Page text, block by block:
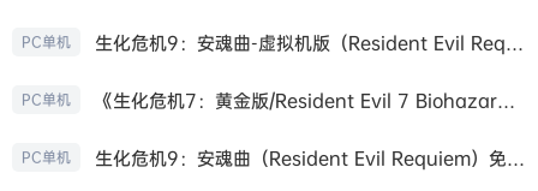
PC单机 生化危机9：安魂曲-虚拟机版（Resident Evil Requiem HYPERVISOR）免安装中文版
PC单机 《生化危机7：黄金版/Resident Evil 7 Biohazard》免安装中文版
PC单机 生化危机9：安魂曲（Resident Evil Requiem）免安装中文版